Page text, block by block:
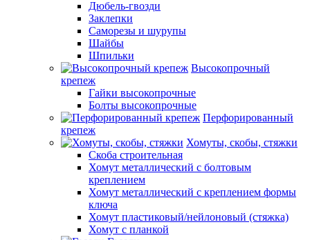
Дюбель-гвозди
Заклепки
Саморезы и шурупы
Шайбы
Шпильки
Высокопрочный
крепеж
Гайки высокопрочные
Болты высокопрочные
Перфорированный
крепеж
Хомуты, скобы, стяжки
Скоба строительная
Хомут металлический с болтовым
креплением
Хомут металлический с креплением формы
ключа
Хомут пластиковый/нейлоновый (стяжка)
Хомут с планкой